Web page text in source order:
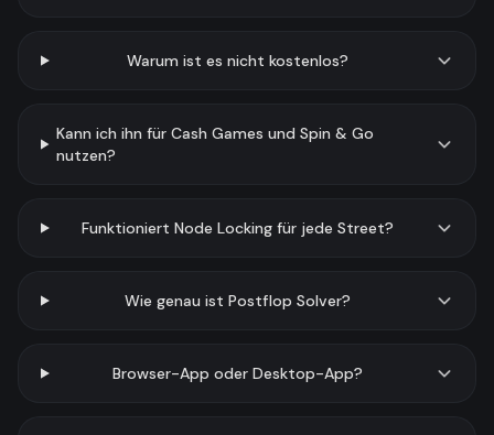
Warum ist es nicht kostenlos?
Kann ich ihn für Cash Games und Spin & Go
nutzen?
Funktioniert Node Locking für jede Street?
Wie genau ist Postflop Solver?
Browser-App oder Desktop-App?